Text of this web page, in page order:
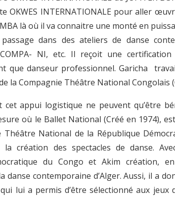
OKWES INTERNATIONALE pour aller
là où il va connaitre une monté en
dans des ateliers de danse
COMPA- NI, etc. Il reçoit une
que danseur professionnel. Garicha
la Compagnie Théâtre National Congolais
cet appui logistique ne peuvent qu’être
où le Ballet National (Créé en 1974),
Théâtre National de la République
la création des spectacles de danse.
du Congo et Akim création,
danse contemporaine d’Alger. Aussi, il a
lui a permis d’être sélectionné aux